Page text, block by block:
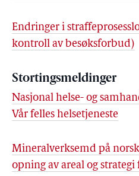
Endringer i
kontroll av besøksforbud)
Stortingsmeldinger
Nasjonal helse- og
Vår felles helsetjeneste
Mineralverksemd på
opning av areal og